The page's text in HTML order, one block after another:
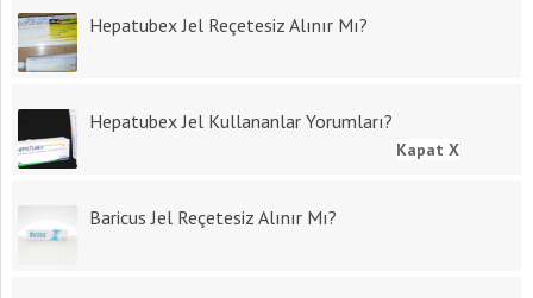
Hepatubex Jel Reçetesiz Alınır Mı?
Hepatubex Jel Kullananlar Yorumları?
Baricus Jel Reçetesiz Alınır Mı?
Kapat X